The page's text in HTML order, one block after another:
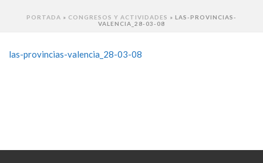
PORTADA » CONGRESOS Y ACTIVIDADES » LAS-PROVINCIAS-
VALENCIA_28-03-08
las-provincias-valencia_28-03-08